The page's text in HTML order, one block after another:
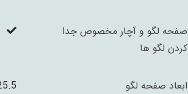
صفحه لگو و آچار مخصوص جدا
کردن لگو ها
ابعاد صفحه لگو 25.5*25.5